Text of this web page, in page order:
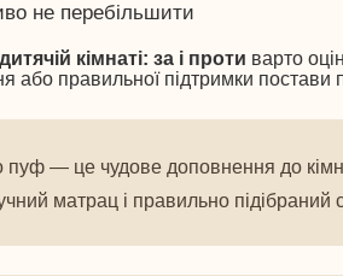
не перебільшити
кімнаті: за і проти варто
або правильної підтримки постави
пуф — це чудове доповнення до
матрац і правильно підібраний